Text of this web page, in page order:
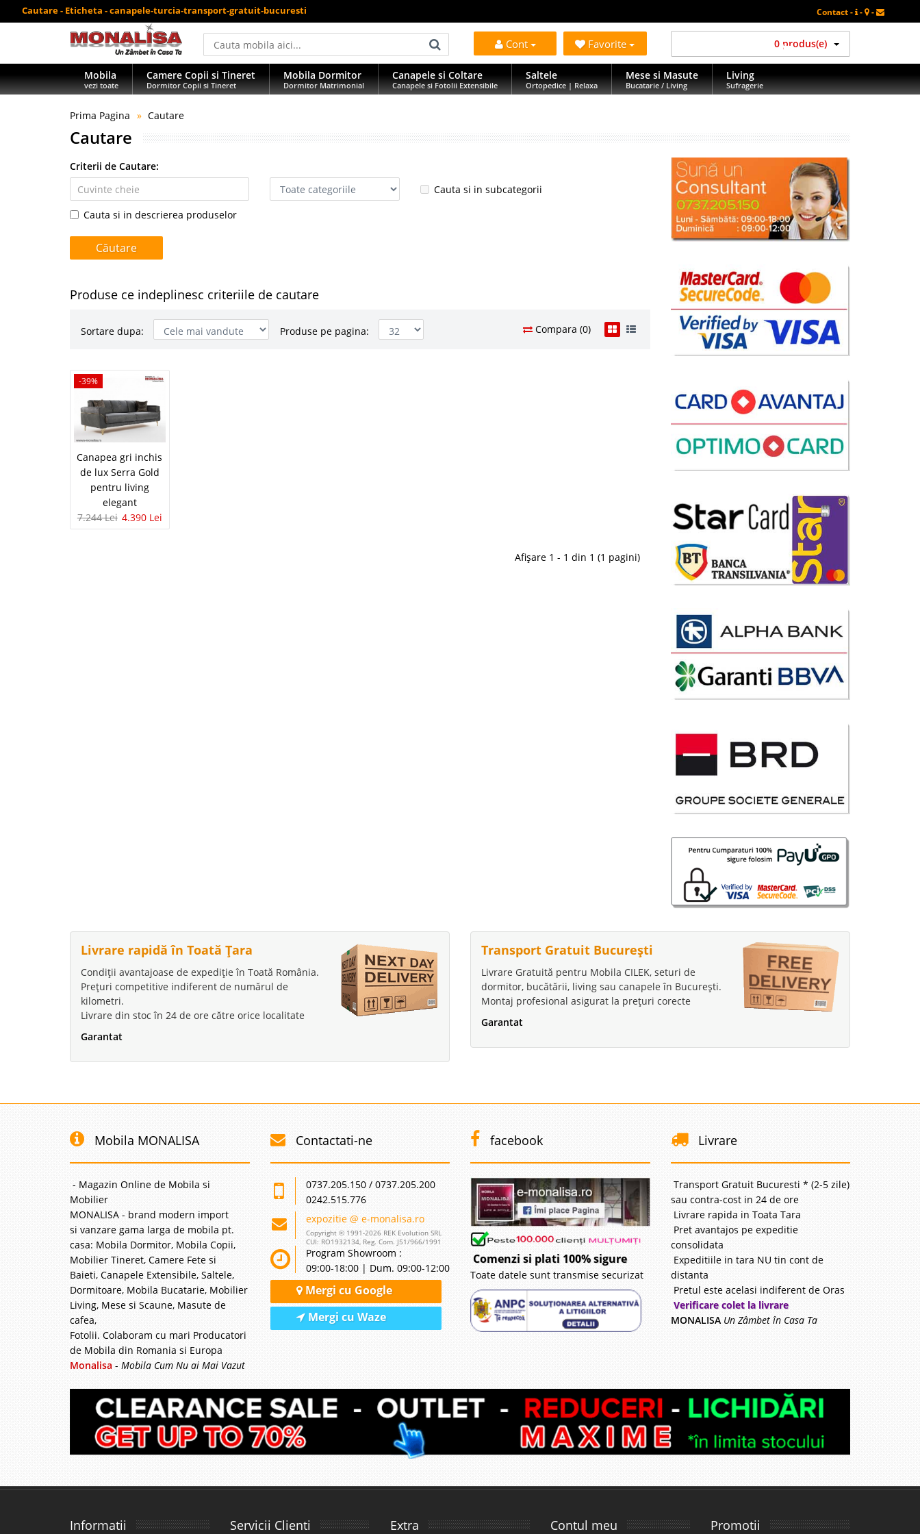
Cautare - Eticheta - canapele-turcia-transport-gratuit-bucuresti Contact - - -
Cont Favorite 0 produs(e)
Mobila
vezi toate
Camere Copii si Tineret
Dormitor Copii si Tineret
Mobila Dormitor
Dormitor Matrimonial
Canapele si Coltare
Canapele si Fotolii Extensibile
Saltele
Ortopedice | Relaxa
Mese si Masute
Bucatarie / Living
Living
Sufragerie
Prima Pagina Cautare
Cautare
Criterii de Cautare:
Cauta si in subcategorii
Cauta si in descrierea produselor
Produse ce indeplinesc criteriile de cautare
Compara (0)
Sortare dupa: Produse pe pagina:
-39%
-39%
Canapea gri inchis
de lux Serra Gold
pentru living
elegant
7.244 Lei 4.390 Lei
Afișare 1 - 1 din 1 (1 pagini)
Livrare rapidă în Toată Țara
Condiții avantajoase de expediție în Toată România.
Prețuri competitive indiferent de numărul de
kilometri.
Livrare din stoc în 24 de ore către orice localitate
Garantat
Transport Gratuit București
Livrare Gratuită pentru Mobila CILEK, seturi de
dormitor, bucătării, living sau canapele în București.
Montaj profesional asigurat la prețuri corecte
Garantat
Mobila MONALISA
- Magazin Online de Mobila si
Mobilier
MONALISA - brand modern import
si vanzare gama larga de mobila pt.
casa: Mobila Dormitor, Mobila Copii,
Mobilier Tineret, Camere Fete si
Baieti, Canapele Extensibile, Saltele,
Dormitoare, Mobila Bucatarie, Mobilier
Living, Mese si Scaune, Masute de
cafea,
Fotolii. Colaboram cu mari Producatori
de Mobila din Romania si Europa
Monalisa - Mobila Cum Nu ai Mai Vazut
Contactati-ne
0737.205.150 / 0737.205.200
0242.515.776
expozitie @ e-monalisa.ro
Copyright © 1991-2026 REK Evolution SRL
CUI: RO1932134, Reg. Com. J51/966/1991
Program Showroom :
09:00-18:00 | Dum. 09:00-12:00
Mergi cu Google
Mergi cu Waze
facebook
Comenzi si plati 100% sigure
Toate datele sunt transmise securizat
Livrare
Transport Gratuit Bucuresti * (2-5 zile)
sau contra-cost in 24 de ore
Livrare rapida in Toata Tara
Pret avantajos pe expeditie
consolidata
Expeditiile in tara NU tin cont de
distanta
Pretul este acelasi indiferent de Oras
Verificare colet la livrare
MONALISA Un Zâmbet în Casa Ta
Informatii Servicii Clienti Extra Contul meu Promotii